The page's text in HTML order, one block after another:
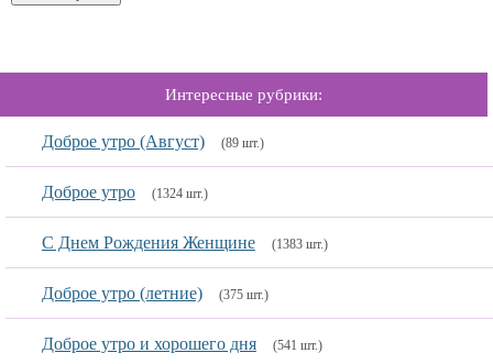
Интересные рубрики:
Доброе утро (Август) (89 шт.)
Доброе утро (1324 шт.)
С Днем Рождения Женщине (1383 шт.)
Доброе утро (летние) (375 шт.)
Доброе утро и хорошего дня (541 шт.)